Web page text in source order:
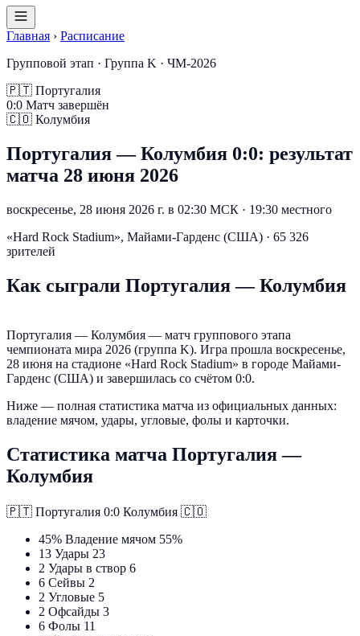
Главная › Расписание
Групповой этап · Группа K · ЧМ-2026
🇵🇹 Португалия
0:0 Матч завершён
🇨🇴 Колумбия
Португалия — Колумбия 0:0: результат
матча 28 июня 2026
воскресенье, 28 июня 2026 г. в 02:30 МСК · 19:30 местного
«Hard Rock Stadium», Майами-Гарденс (США) · 65 326
зрителей
Как сыграли Португалия — Колумбия
Португалия — Колумбия — матч группового этапа
чемпионата мира 2026 (группа K). Игра прошла воскресенье,
28 июня на стадионе «Hard Rock Stadium» в городе Майами-
Гарденс (США) и завершилась со счётом 0:0.
Ниже — полная статистика матча из официальных данных:
владение мячом, удары, угловые, фолы и карточки.
Статистика матча Португалия —
Колумбия
🇵🇹 Португалия 0:0 Колумбия 🇨🇴
45% Владение мячом 55%
13 Удары 23
2 Удары в створ 6
6 Сейвы 2
2 Угловые 5
2 Офсайды 3
6 Фолы 11